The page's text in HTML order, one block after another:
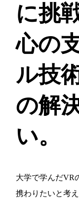
に挑
心の
ル技
の解
い。
大学で学んだVR
携わりたいと考